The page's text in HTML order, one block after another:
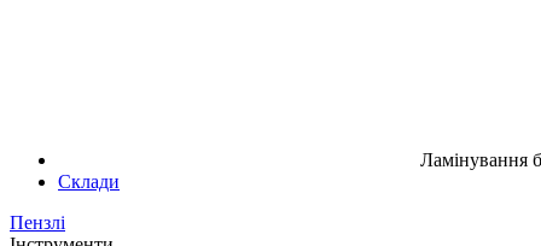
Ламінування
Склади
Пензлі